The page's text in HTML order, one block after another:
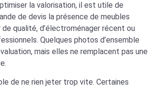
la valorisation, il est utile de
de devis la présence de meubles
de qualité, d’électroménager récent ou
Quelques photos d’ensemble
mais elles ne remplacent pas une
de ne rien jeter trop vite. Certaines